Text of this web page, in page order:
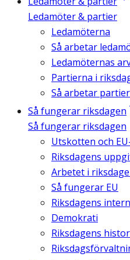
Ledamöter & partier
Ledamöterna
Så arbetar
Ledamöternas
Partierna i
Så arbetar
Så fungerar riksdagen
Så fungerar riksdagen
Utskotten och
Riksdagens
Arbetet i
Så fungerar EU
Riksdagens
Demokrati
Riksdagens